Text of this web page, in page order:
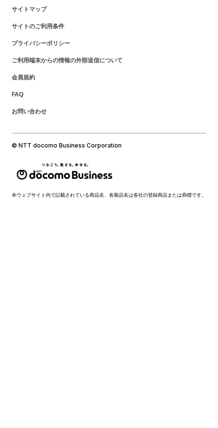
サイトマップ
サイトのご利用条件
プライバシーポリシー
ご利用端末からの情報の外部送信について
会員規約
FAQ
お問い合わせ
© NTT docomo Business Corporation
本ウェブサイト内で記載されている商品名、各製品名は各社の登録商品または商標です。